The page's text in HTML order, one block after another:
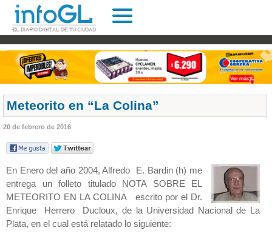
Meteorito en “La Colina”
20 de febrero de 2016
En Enero del año 2004, Alfredo E. Bardin (h) me
entrega un folleto titulado NOTA SOBRE EL
METEORITO EN LA COLINA escrito por el Dr.
Enrique Herrero Ducloux, de la Universidad Nacional de La
Plata, en el cual está relatado lo siguiente: